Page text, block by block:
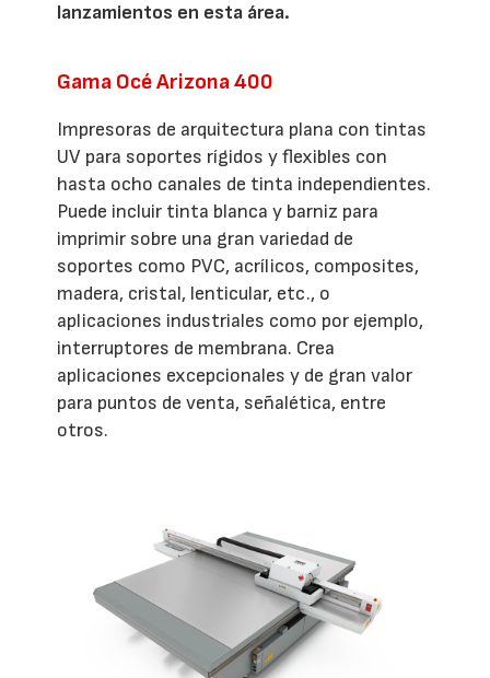
lanzamientos en esta área.
Gama Océ Arizona 400
Impresoras de arquitectura plana con tintas
UV para soportes rígidos y flexibles con
hasta ocho canales de tinta independientes.
Puede incluir tinta blanca y barniz para
imprimir sobre una gran variedad de
soportes como PVC, acrílicos, composites,
madera, cristal, lenticular, etc., o
aplicaciones industriales como por ejemplo,
interruptores de membrana. Crea
aplicaciones excepcionales y de gran valor
para puntos de venta, señalética, entre
otros.